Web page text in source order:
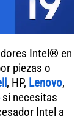
Intel® en
piezas o
, HP, Lenovo,
si necesitas
Intel a